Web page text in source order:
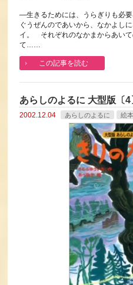
―生きるためには、うらぎりも必
ぐうぜんのであいから、なかよし
イ。 それぞれのなかまからあい
て……
この記事を読む
あらしのよるに 大型版
2002.12.04 あらしのよるに 絵本